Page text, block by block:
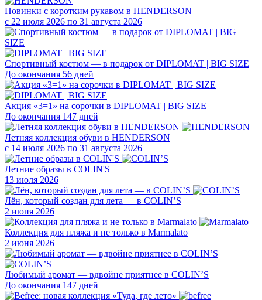
Новинки с коротким рукавом в HENDERSON
с 22 июля 2026 по 31 августа 2026
Спортивный костюм — в подарок от DIPLOMAT | BIG SIZE
До окончания 56 дней
Акция «3=1» на сорочки в DIPLOMAT | BIG SIZE
До окончания 147 дней
Летняя коллекция обуви в HENDERSON
с 14 июля 2026 по 31 августа 2026
Летние образы в COLIN'S
13 июля 2026
Лён, который создан для лета — в COLIN’S
2 июня 2026
Коллекция для пляжа и не только в Marmalato
2 июня 2026
Любимый аромат — вдвойне приятнее в COLIN’S
До окончания 147 дней